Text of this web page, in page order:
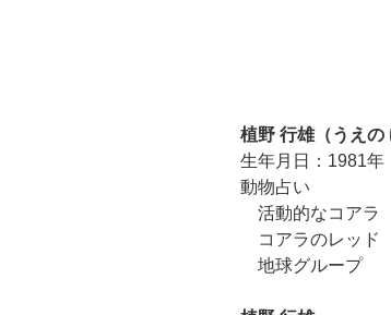
植野 行雄（うえの
生年月日：1981年
動物占い
活動的なコアラ
コアラのレッド
地球グループ